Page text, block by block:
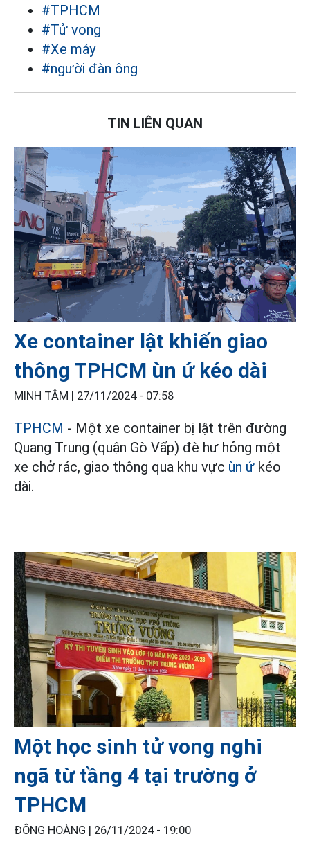
#TPHCM
#Tử vong
#Xe máy
#người đàn ông
TIN LIÊN QUAN
Xe container lật khiến giao
thông TPHCM ùn ứ kéo dài
MINH TÂM | 27/11/2024 - 07:58
TPHCM - Một xe container bị lật trên đường
Quang Trung (quận Gò Vấp) đè hư hỏng một
xe chở rác, giao thông qua khu vực ùn ứ kéo
dài.
Một học sinh tử vong nghi
ngã từ tầng 4 tại trường ở
TPHCM
ĐÔNG HOÀNG | 26/11/2024 - 19:00